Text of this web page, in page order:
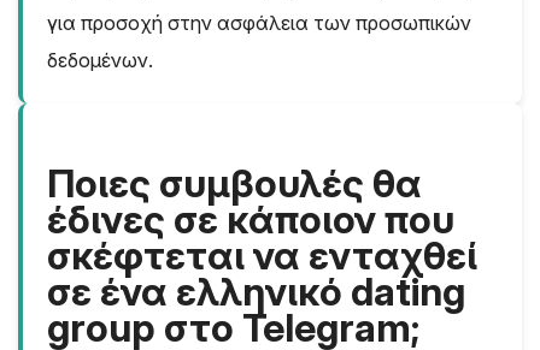
για προσοχή στην ασφάλεια των προσωπικών
δεδομένων.
Ποιες συμβουλές θα
έδινες σε κάποιον που
σκέφτεται να ενταχθεί
σε ένα ελληνικό dating
group στο Telegram;